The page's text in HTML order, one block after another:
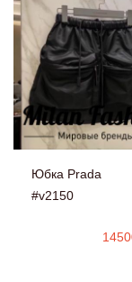
Юбка Prada
#v2150